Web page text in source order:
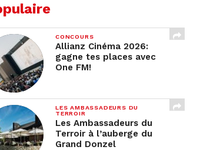
CONCOURS
Allianz Cinéma 2026:
gagne tes places avec
One FM!
LES AMBASSADEURS DU
TERROIR
Les Ambassadeurs du
Terroir à l’auberge du
Grand Donzel